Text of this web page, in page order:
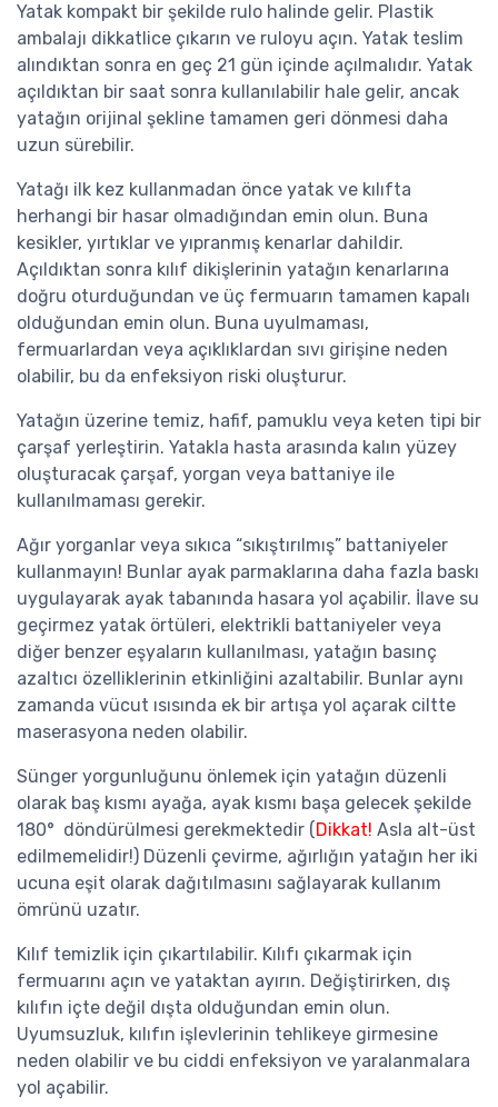
Yatak kompakt bir şekilde rulo halinde gelir. Plastik
ambalajı dikkatlice çıkarın ve ruloyu açın. Yatak teslim
alındıktan sonra en geç 21 gün içinde açılmalıdır. Yatak
açıldıktan bir saat sonra kullanılabilir hale gelir, ancak
yatağın orijinal şekline tamamen geri dönmesi daha
uzun sürebilir.
Yatağı ilk kez kullanmadan önce yatak ve kılıfta
herhangi bir hasar olmadığından emin olun. Buna
kesikler, yırtıklar ve yıpranmış kenarlar dahildir.
Açıldıktan sonra kılıf dikişlerinin yatağın kenarlarına
doğru oturduğundan ve üç fermuarın tamamen kapalı
olduğundan emin olun. Buna uyulmaması,
fermuarlardan veya açıklıklardan sıvı girişine neden
olabilir, bu da enfeksiyon riski oluşturur.
Yatağın üzerine temiz, hafif, pamuklu veya keten tipi bir
çarşaf yerleştirin. Yatakla hasta arasında kalın yüzey
oluşturacak çarşaf, yorgan veya battaniye ile
kullanılmaması gerekir.
Ağır yorganlar veya sıkıca “sıkıştırılmış” battaniyeler
kullanmayın! Bunlar ayak parmaklarına daha fazla baskı
uygulayarak ayak tabanında hasara yol açabilir. İlave su
geçirmez yatak örtüleri, elektrikli battaniyeler veya
diğer benzer eşyaların kullanılması, yatağın basınç
azaltıcı özelliklerinin etkinliğini azaltabilir. Bunlar aynı
zamanda vücut ısısında ek bir artışa yol açarak ciltte
maserasyona neden olabilir.
Sünger yorgunluğunu önlemek için yatağın düzenli
olarak baş kısmı ayağa, ayak kısmı başa gelecek şekilde
180° döndürülmesi gerekmektedir ( Dikkat! Asla alt-üst
edilmemelidir!) Düzenli çevirme, ağırlığın yatağın her iki
ucuna eşit olarak dağıtılmasını sağlayarak kullanım
ömrünü uzatır.
Kılıf temizlik için çıkartılabilir. Kılıfı çıkarmak için
fermuarını açın ve yataktan ayırın. Değiştirirken, dış
kılıfın içte değil dışta olduğundan emin olun.
Uyumsuzluk, kılıfın işlevlerinin tehlikeye girmesine
neden olabilir ve bu ciddi enfeksiyon ve yaralanmalara
yol açabilir.